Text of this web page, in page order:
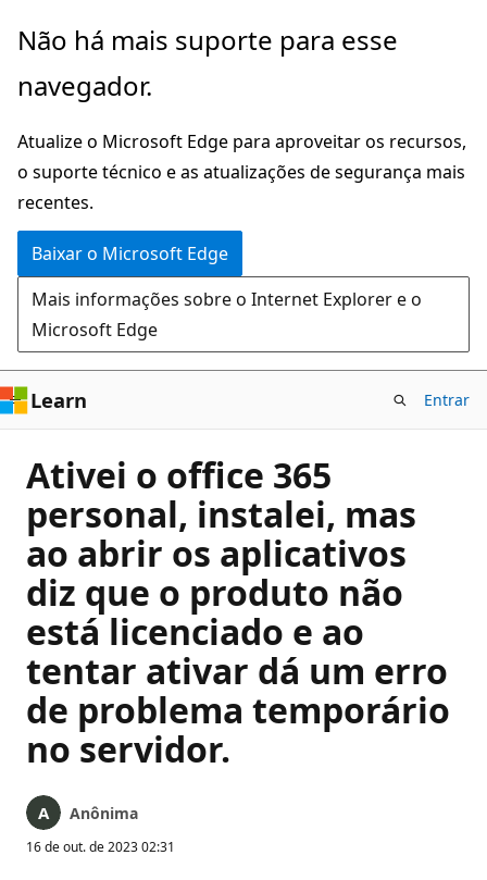
Pular
o
principal
Não há mais suporte para esse
navegador.
Atualize o Microsoft Edge para aproveitar os recursos,
o suporte técnico e as atualizações de segurança mais
recentes.
Baixar o Microsoft Edge
Mais informações sobre o Internet Explorer e o
Microsoft Edge
Learn Entrar
Ativei o office 365
personal, instalei, mas
ao abrir os aplicativos
diz que o produto não
está licenciado e ao
tentar ativar dá um erro
de problema temporário
no servidor.
Anônima
16 de out. de 2023 02:31